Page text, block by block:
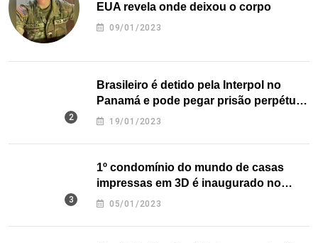
EUA revela onde deixou o corpo
09/01/2023
Brasileiro é detido pela Interpol no
Panamá e pode pegar prisão perpétua
nos EUA
19/01/2023
1º condomínio do mundo de casas
impressas em 3D é inaugurado no
Texas
05/01/2023